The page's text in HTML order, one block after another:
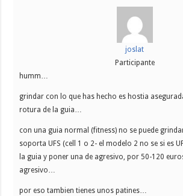
joslat
Participante
humm…
grindar con lo que has hecho es hostia
rotura de la guia…
con una guia normal (fitness) no se puede
soporta UFS (cell 1 o 2- el modelo 2 no se si es
la guia y poner una de agresivo, por 50-120
agresivo…
por eso tambien tienes unos patines…